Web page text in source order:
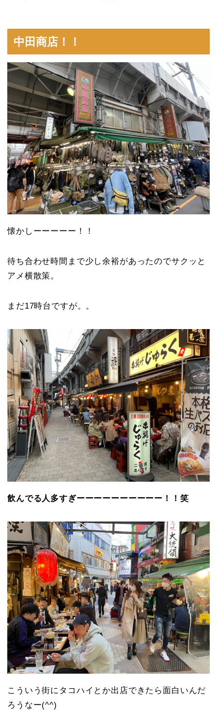
中田商店 ！！
懐かしーーーーー！！
待ち合わせ時間まで少し余裕があったのでサクッと
アメ横散策。
まだ17時台ですが。。
飲んでる人多すぎーーーーーーーーーー！！笑
こういう街にタコハイとか出店できたら面白いんだ
ろうなー(^^)